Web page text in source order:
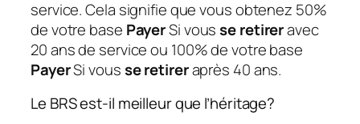
service. Cela signifie que vous obtenez 50%
de votre base PayerSi vousse retireravec
20 ans de service ou 100% de votre base
PayerSi vousse retireraprès 40 ans.
Le BRS est-il meilleur que l’héritage?